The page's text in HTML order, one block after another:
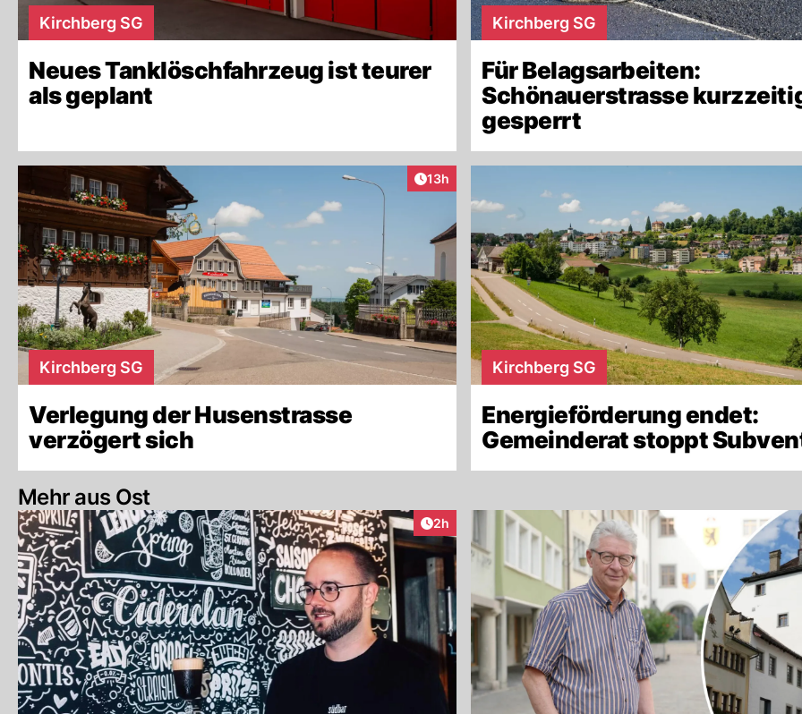
Kirchberg SG
Neues Tanklöschfahrzeug ist teurer
als geplant
Kirchberg SG
Für Belagsarbeiten:
Schönauerstrasse
gesperrt
Artikel veröffentlicht:
13h
Kirchberg SG
Verlegung der Husenstrasse
verzögert sich
Kirchberg SG
Energieförderung endet:
Gemeinderat stoppt
Mehr aus Ost
Artikel veröffentlicht:
2h